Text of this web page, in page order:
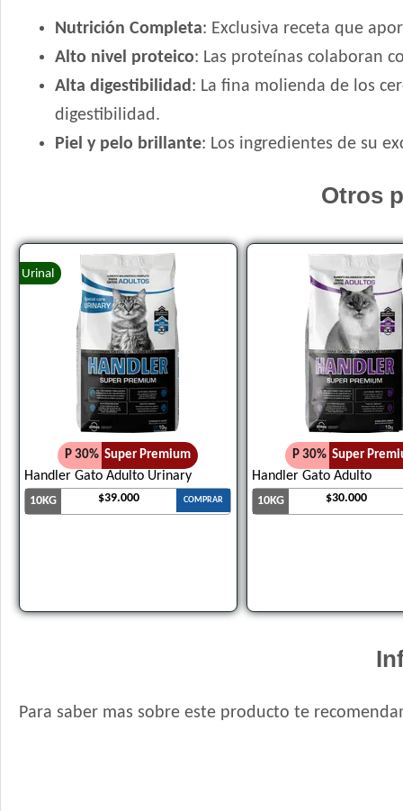
Nutrición Completa: Exclusiva receta que
Alto nivel proteico: Las proteínas colaboran
Alta digestibilidad : La fina molienda de los
digestibilidad.
Piel y pelo brillante: Los ingredientes de su
Otros
Urinal
P 30% Super Premium
Handler Gato Adulto Urinary
10KG $39.000 COMPRAR
P 30% Super
Handler Gato Adulto
10KG $30.000
Para saber mas sobre este producto te